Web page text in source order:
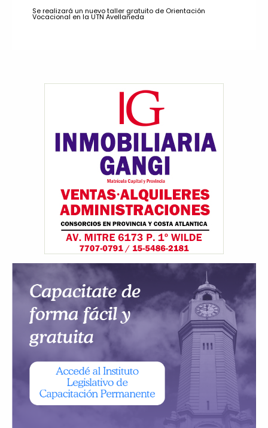
Se realizará un nuevo taller gratuito de Orientación
Vocacional en la UTN Avellaneda